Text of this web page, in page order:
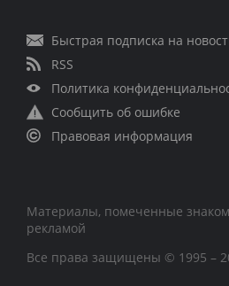
Быстрая подписка на
RSS
Политика
Сообщить об ошибке
Правовая информация
Материалы, помеченные
рекламой
Все права защищены © 1995 –